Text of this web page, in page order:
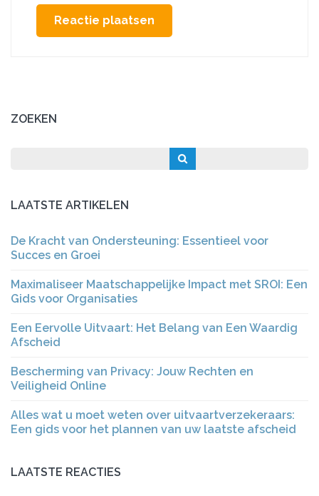
ZOEKEN
LAATSTE ARTIKELEN
De Kracht van Ondersteuning: Essentieel voor
Succes en Groei
Maximaliseer Maatschappelijke Impact met SROI: Een
Gids voor Organisaties
Een Eervolle Uitvaart: Het Belang van Een Waardig
Afscheid
Bescherming van Privacy: Jouw Rechten en
Veiligheid Online
Alles wat u moet weten over uitvaartverzekeraars:
Een gids voor het plannen van uw laatste afscheid
LAATSTE REACTIES